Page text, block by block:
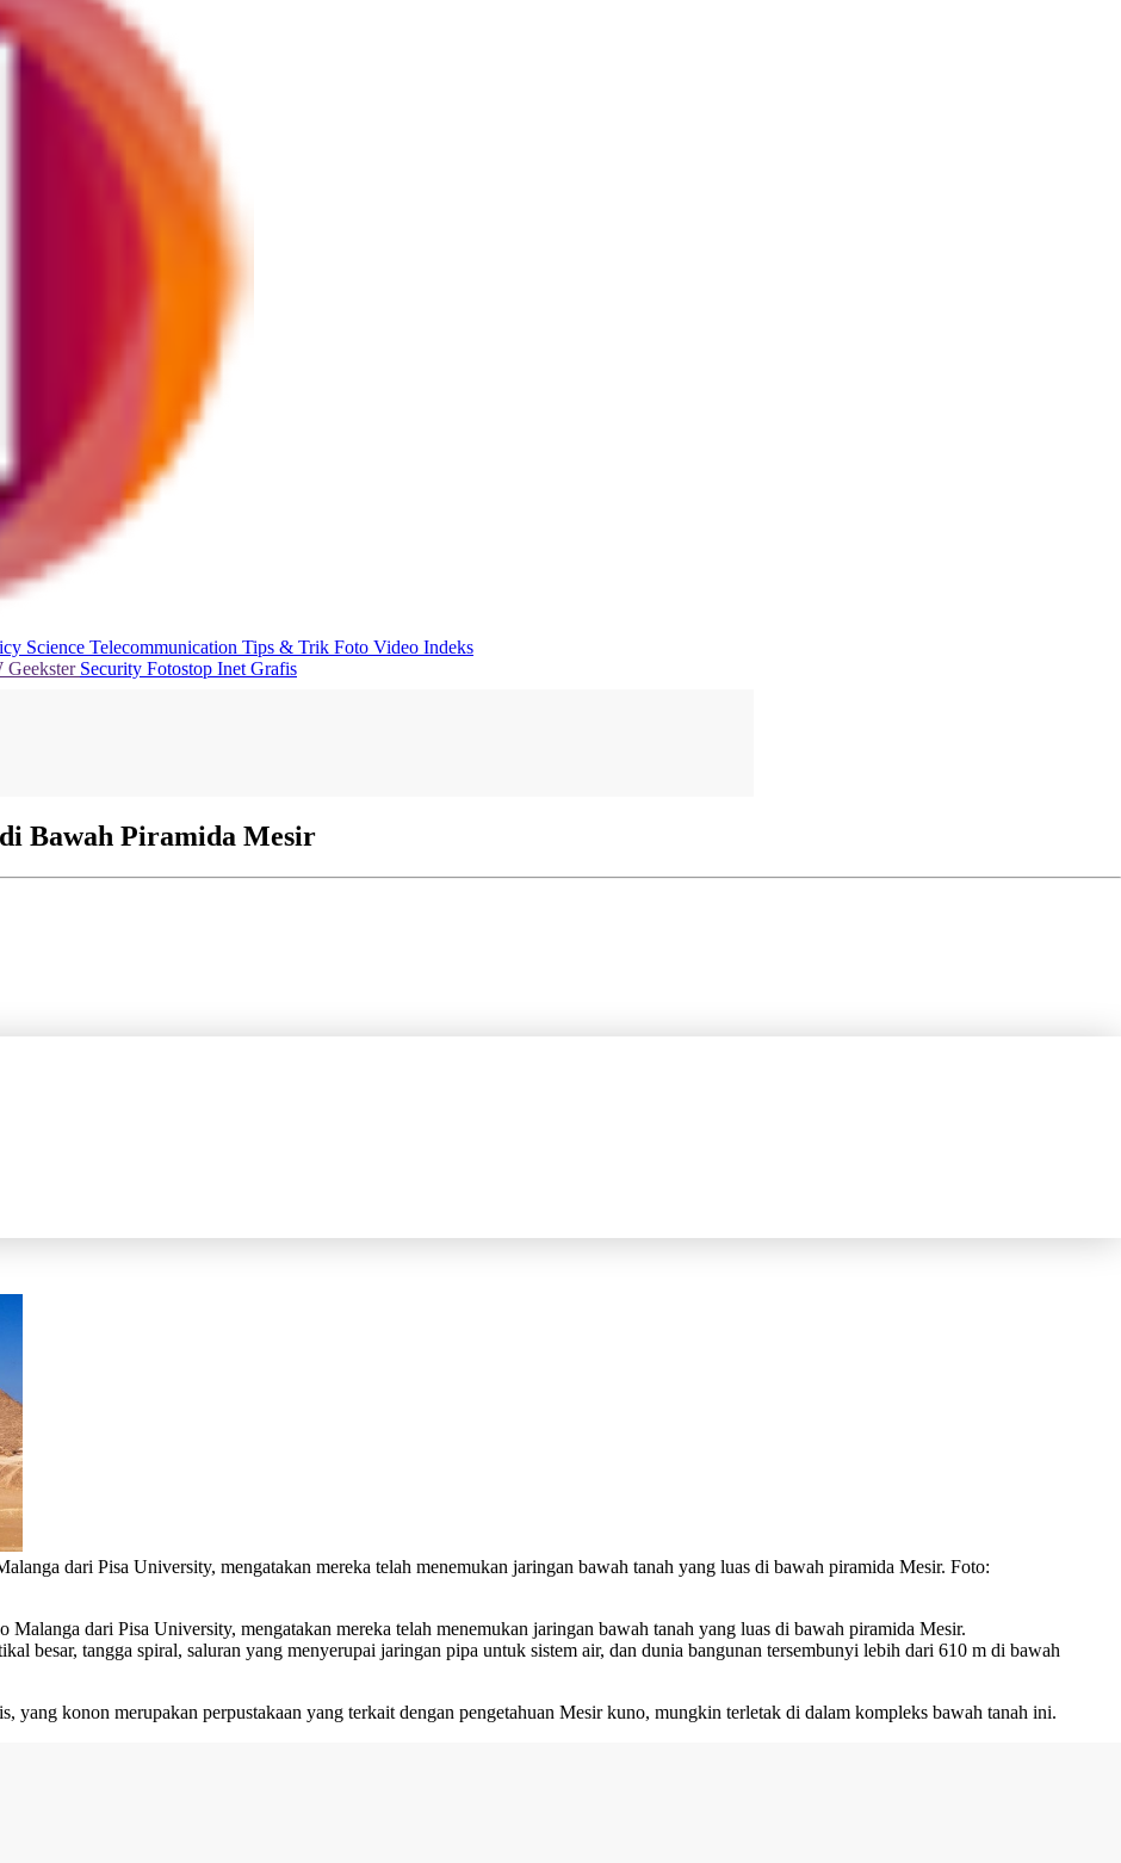
Science Telecommunication Tips & Trik Foto Video Indeks
Geekster Security Fotostop Inet Grafis
Bawah Piramida Mesir
dari Pisa University, mengatakan mereka telah menemukan jaringan bawah tanah yang luas di bawah piramida Mesir. Foto:
dari Pisa University, mengatakan mereka telah menemukan jaringan bawah tanah yang luas di bawah piramida Mesir.
besar, tangga spiral, saluran yang menyerupai jaringan pipa untuk sistem air, dan dunia bangunan tersembunyi lebih dari 610 m di bawah
yang konon merupakan perpustakaan yang terkait dengan pengetahuan Mesir kuno, mungkin terletak di dalam kompleks bawah tanah ini.